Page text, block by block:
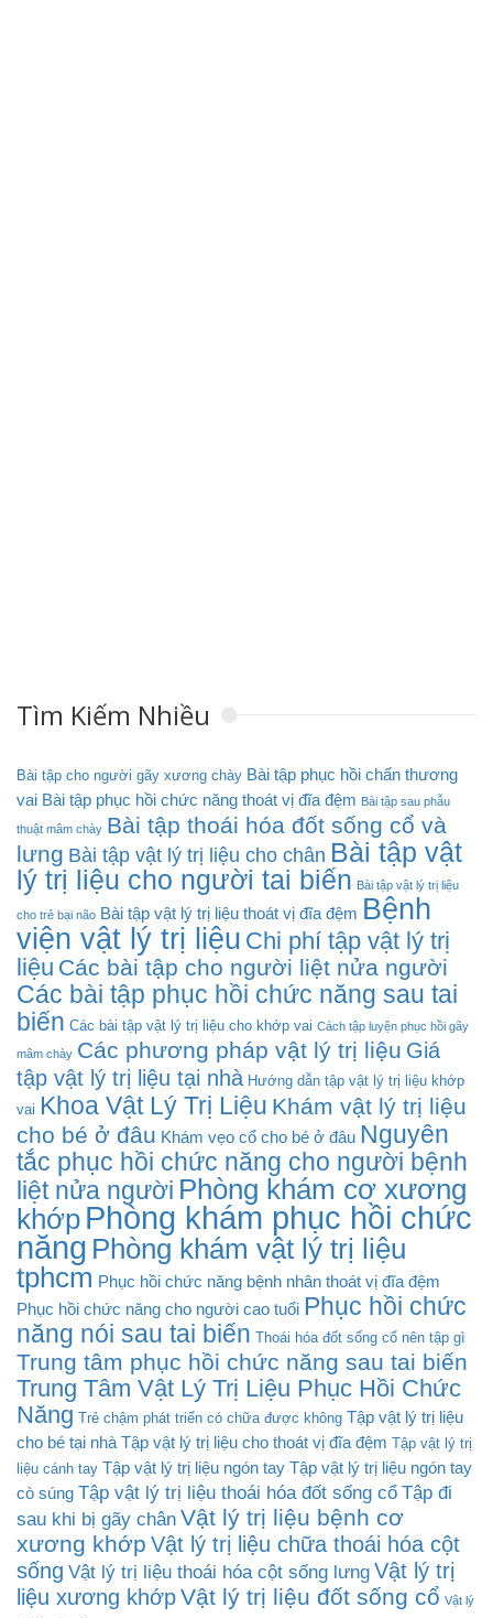
Tìm Kiếm Nhiều
Bài tập cho người gãy xương chày Bài tập phục hồi chấn thương
vai Bài tập phục hồi chức năng thoát vị đĩa đệm Bài tập sau phẫu
thuật mâm chày Bài tập thoái hóa đốt sống cổ và
lưng Bài tập vật lý trị liệu cho chân Bài tập vật
lý trị liệu cho người tai biến Bài tập vật lý trị liệu
cho trẻ bại não Bài tập vật lý trị liệu thoát vị đĩa đệm Bệnh
viện vật lý trị liệu Chi phí tập vật lý trị
liệu Các bài tập cho người liệt nửa người
Các bài tập phục hồi chức năng sau tai
biến Các bài tập vật lý trị liệu cho khớp vai Cách tập luyện phục hồi gãy
mâm chày Các phương pháp vật lý trị liệu Giá
tập vật lý trị liệu tại nhà Hướng dẫn tập vật lý trị liệu khớp
vai Khoa Vật Lý Trị Liệu Khám vật lý trị liệu
cho bé ở đâu Khám vẹo cổ cho bé ở đâu Nguyên
tắc phục hồi chức năng cho người bệnh
liệt nửa người Phòng khám cơ xương
khớp Phòng khám phục hồi chức
năng Phòng khám vật lý trị liệu
tphcm Phục hồi chức năng bệnh nhân thoát vị đĩa đệm
Phục hồi chức năng cho người cao tuổi Phục hồi chức
năng nói sau tai biến Thoái hóa đốt sống cổ nên tập gì
Trung tâm phục hồi chức năng sau tai biến
Trung Tâm Vật Lý Trị Liệu Phục Hồi Chức
Năng Trẻ chậm phát triển có chữa được không Tập vật lý trị liệu
cho bé tại nhà Tập vật lý trị liệu cho thoát vị đĩa đệm Tập vật lý trị
liệu cánh tay Tập vật lý trị liệu ngón tay Tập vật lý trị liệu ngón tay
cò súng Tập vật lý trị liệu thoái hóa đốt sống cổ Tập đi
sau khi bị gãy chân Vật lý trị liệu bệnh cơ
xương khớp Vật lý trị liệu chữa thoái hóa cột
sống Vật lý trị liệu thoái hóa cột sống lưng Vật lý trị
liệu xương khớpVật lý trị liệu đốt sống cổ Vật lý